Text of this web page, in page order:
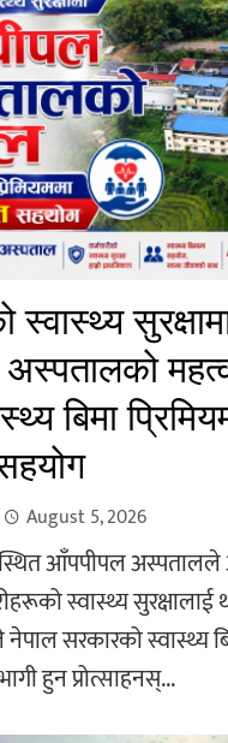
स्वास्थ्य
बिमा
August 5, 2026
आँपपीपल
स्वास्थ्य
सरकारको स्वास्थ्य
हुन प्रोत्साहनस्...